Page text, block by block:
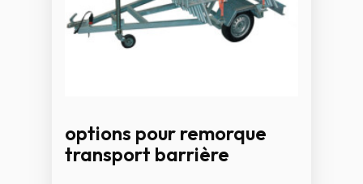
options pour remorque
transport barrière